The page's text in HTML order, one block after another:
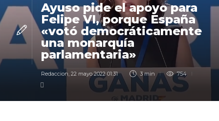
Ayuso pide el apoyo para
Felipe VI, porque España
«votó democráticamente
una monarquía
parlamentaria»
Redaccion, 22 mayo 2022 01:31 3 min 754